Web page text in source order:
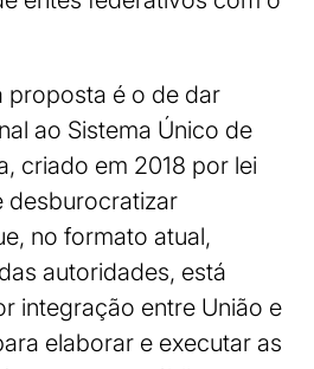
proposta é o de dar
ao Sistema Único de
criado em 2018 por lei
desburocratizar
no formato atual,
autoridades, está
integração entre União e
elaborar e executar as